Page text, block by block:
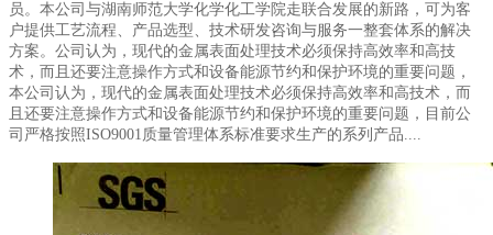
员。本公司与湖南师范大学化学化工学院走联合发展的新路，可为客
户提供工艺流程、产品选型、技术研发咨询与服务一整套体系的解决
方案。公司认为，现代的金属表面处理技术必须保持高效率和高技
术，而且还要注意操作方式和设备能源节约和保护环境的重要问题，
本公司认为，现代的金属表面处理技术必须保持高效率和高技术，而
且还要注意操作方式和设备能源节约和保护环境的重要问题，目前公
司严格按照ISO9001质量管理体系标准要求生产的系列产品....